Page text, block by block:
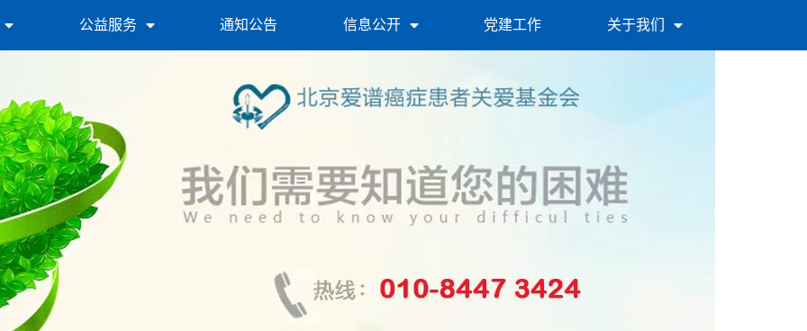
公益服务 通知公告 信息公开 党建工作 关于我们